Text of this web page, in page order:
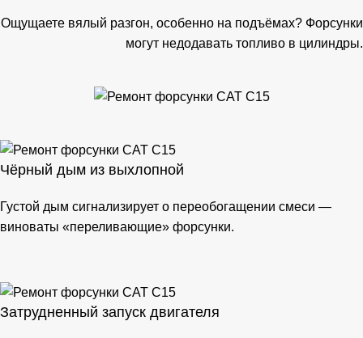
Ощущаете вялый разгон, особенно на подъёмах? Форсунки
могут недодавать топливо в цилиндры.
Чёрный дым из выхлопной
Густой дым сигнализирует о переобогащении смеси —
виноваты «переливающие» форсунки.
Затрудненный запуск двигателя